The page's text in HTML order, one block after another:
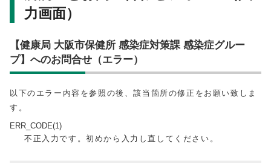
力画面）
【健康局 大阪市保健所 感染症対策課 感染症グルー
プ】へのお問合せ（エラー）
以下のエラー内容を参照の後、該当箇所の修正をお願い致しま
す。
ERR_CODE(1)
不正入力です。初めから入力し直してください。